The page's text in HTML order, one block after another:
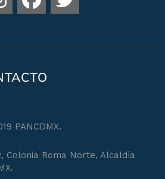
PANCDMX.
Colonia Roma Norte, Alcaldía